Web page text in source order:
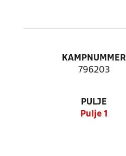
KAMPNUMMER
796203
PULJE
Pulje 1